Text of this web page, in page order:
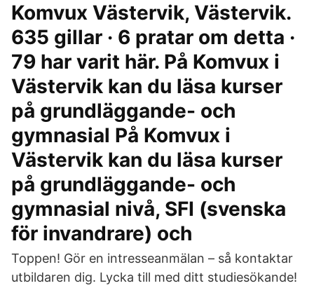
Komvux Västervik, Västervik.
635 gillar · 6 pratar om detta ·
79 har varit här. På Komvux i
Västervik kan du läsa kurser
på grundläggande- och
gymnasial På Komvux i
Västervik kan du läsa kurser
på grundläggande- och
gymnasial nivå, SFI (svenska
för invandrare) och
Toppen! Gör en intresseanmälan – så kontaktar
utbildaren dig. Lycka till med ditt studiesökande!